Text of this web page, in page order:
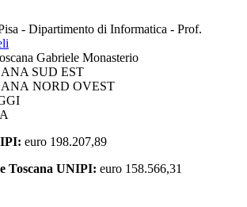
- Dipartimento di Informatica - Prof.
Gabriele Monasterio
SUD EST
NORD OVEST
euro 198.207,89
Toscana UNIPI: euro 158.566,31